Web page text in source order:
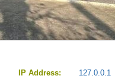
IP Address:
127.0.0.1